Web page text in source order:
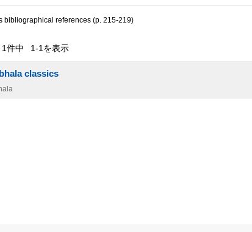
bibliographical references (p. 215-219)
1件中 1-1を表示
classics